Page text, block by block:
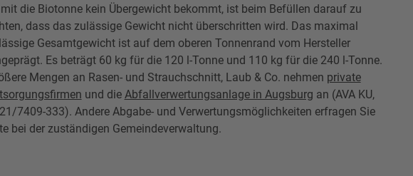
die Biotonne kein Übergewicht bekommt, ist beim Befüllen darauf zu
dass das zulässige Gewicht nicht überschritten wird. Das maximal
Gesamtgewicht ist auf dem oberen Tonnenrand vom Hersteller
Es beträgt 60 kg für die 120 l-Tonne und 110 kg für die 240 l-Tonne.
Mengen an Rasen- und Strauchschnitt, Laub & Co. nehmen private
und die Abfallverwertungsanlage in Augsburg an (AVA KU,
7409-333). Andere Abgabe- und Verwertungsmöglichkeiten erfragen Sie
bei der zuständigen Gemeindeverwaltung.